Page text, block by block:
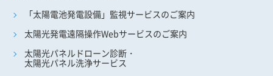
「太陽電池発電設備」 監視サービスのご案内
太陽光発電遠隔操作Webサービスのご案内
太陽光パネルドローン診断・
太陽光パネル洗浄サービス